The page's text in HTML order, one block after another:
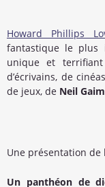
Howard Phillips
fantastique le plus
unique et terrifiant
d’écrivains, de
de jeux, de Neil
Une présentation de
Un panthéon de